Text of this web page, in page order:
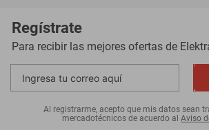
Regístrate
Para recibir las mejores ofertas de
Al registrarme, acepto que mis datos sean
mercadotécnicos de acuerdo al Aviso